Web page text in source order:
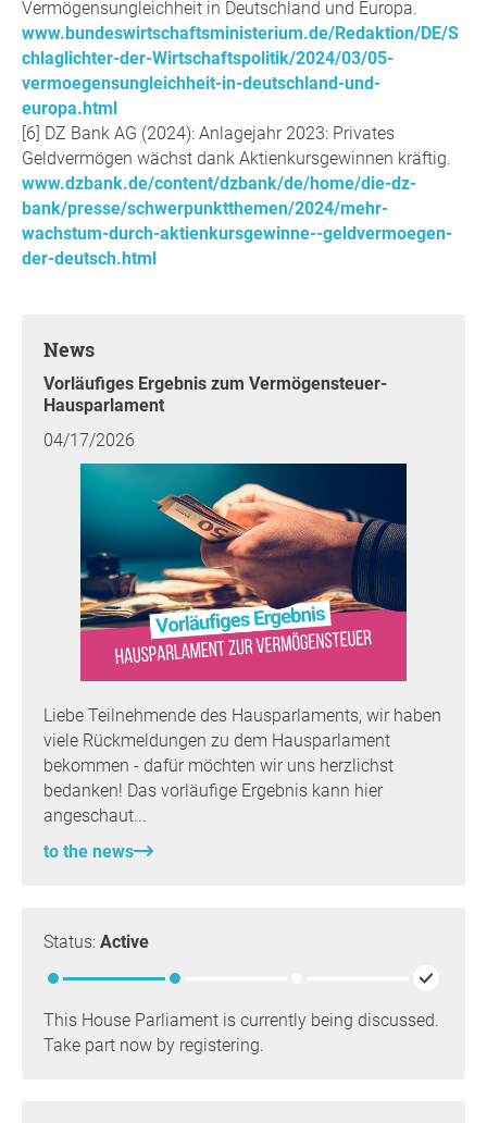
Vermögensungleichheit in Deutschland und Europa.
www.bundeswirtschaftsministerium.de/Redaktion/DE/S
chlaglichter-der-Wirtschaftspolitik/2024/03/05-
vermoegensungleichheit-in-deutschland-und-
europa.html
DZ Bank AG (2024): Anlagejahr 2023: Privates
Geldvermögen wächst dank Aktienkursgewinnen kräftig.
www.dzbank.de/content/dzbank/de/home/die-dz-
bank/presse/schwerpunktthemen/2024/mehr-
wachstum-durch-aktienkursgewinne--geldvermoegen-
der-deutsch.html
News
Vorläufiges Ergebnis zum Vermögensteuer-
Hausparlament
04/17/2026
Liebe Teilnehmende des Hausparlaments, wir haben
viele Rückmeldungen zu dem Hausparlament
bekommen - dafür möchten wir uns herzlichst
bedanken! Das vorläufige Ergebnis kann hier
angeschaut...
to the news
Status: Active
This House Parliament is currently being discussed.
Take part now by registering.